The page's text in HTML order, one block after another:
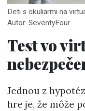
Deti s okuliarmi na
Autor: SeventyFour
Test vo
Jednou z
hre je, že môže